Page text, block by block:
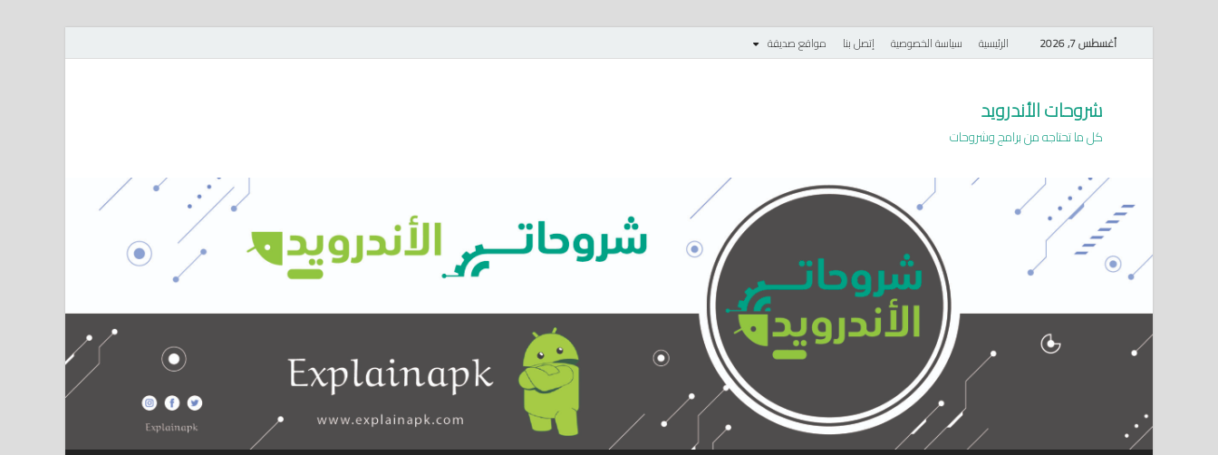
أغسطس 7, 2026 الرئيسية سياسة الخصوصية إتصل بنا مواقع صديقة
شروحات الأندرويد
كل ما تحتاجه من برامج وشروحات